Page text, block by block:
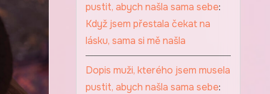
pustit, abych našla sama sebe:
Když jsem přestala čekat na
lásku, sama si mě našla
Dopis muži, kterého jsem musela
pustit, abych našla sama sebe: